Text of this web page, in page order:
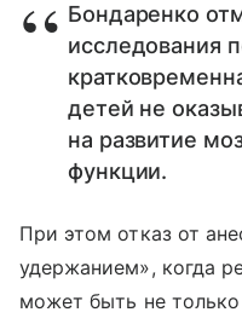
Бондаренко
исследования
детей не
на развитие
функции.
При этом отказ от
удержанием», когда
может быть не